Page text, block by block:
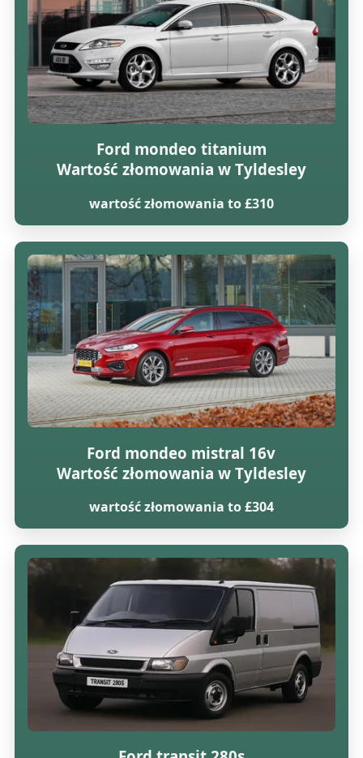
Ford mondeo titanium
Wartość złomowania w Tyldesley
wartość złomowania to £310
Ford mondeo mistral 16v
Wartość złomowania w Tyldesley
wartość złomowania to £304